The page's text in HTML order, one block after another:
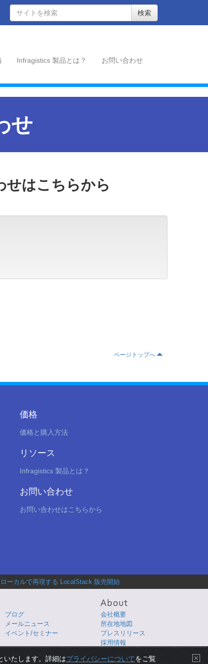
検索
Infragistics 製品とは？ お問い合わせ
せ
せはこちらから
ページトップへ
価格
価格と購入方法
リソース
Infragistics 製品とは？
お問い合わせ
お問い合わせはこちらから
ーカルで再現する LocalStack 販売開始
ブログ
メールニュース
イベント/セミナー
会社概要
所在地地図
プレスリリース
採用情報
イバシーについて|使用条件|サイトマップ| English Page
いたします。詳細はプライバシーについてをご覧